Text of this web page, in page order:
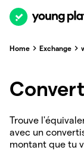
Home Exchange
Trouve
avec un
montant que tu